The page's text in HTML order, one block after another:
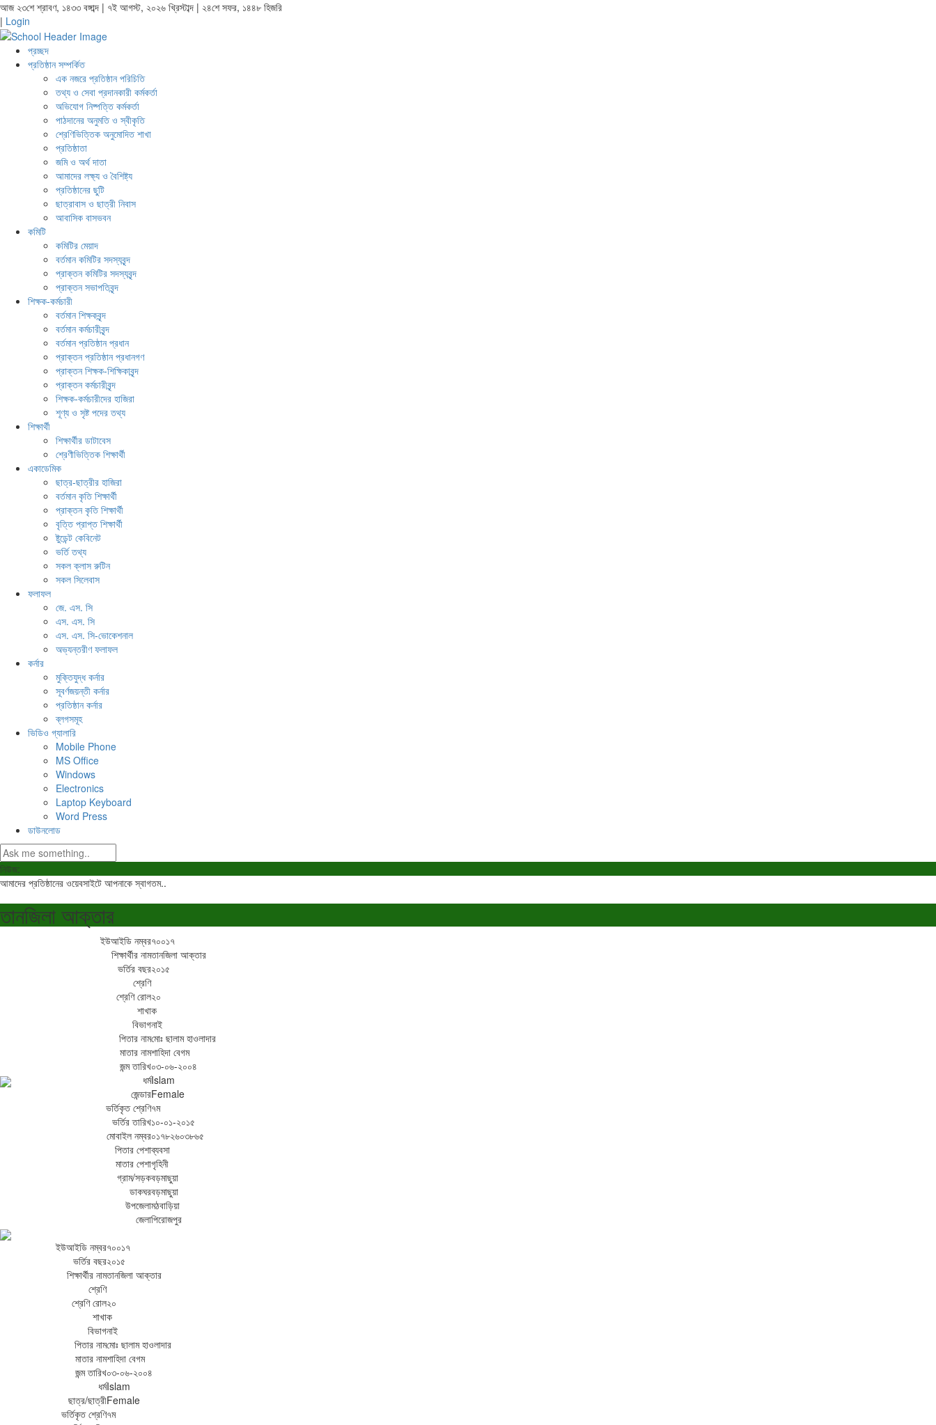
আজ ২৩শে শ্রাবণ, ১৪৩৩ বঙ্গাব্দ | ৭ই আগস্ট, ২০২৬ খ্রিস্টাব্দ | ২৪শে সফর, ১৪৪৮ হিজরি
| Login
প্রচ্ছদ
প্রতিষ্ঠান সম্পর্কিত
এক নজরে প্রতিষ্ঠান পরিচিতি
তথ্য ও সেবা প্রদানকারী কর্মকর্তা
অভিযোগ নিষ্পত্তি কর্মকর্তা
পাঠদানের অনুমতি ও স্বীকৃতি
শ্রেণিভিত্তিক অনুমোদিত শাখা
প্রতিষ্ঠাতা
জমি ও অর্থ দাতা
আমাদের লক্ষ্য ও বৈশিষ্ট্য
প্রতিষ্ঠানের ছুটি
ছাত্রাবাস ও ছাত্রী নিবাস
আবাসিক বাসভবন
কমিটি
কমিটির মেয়াদ
বর্তমান কমিটির সদস্যবৃন্দ
প্রাক্তন কমিটির সদস্যবৃন্দ
প্রাক্তন সভাপতিবৃন্দ
শিক্ষক-কর্মচারী
বর্তমান শিক্ষকবৃন্দ
বর্তমান কর্মচারীবৃন্দ
বর্তমান প্রতিষ্ঠান প্রধান
প্রাক্তন প্রতিষ্ঠান প্রধানগণ
প্রাক্তন শিক্ষক-শিক্ষিকাবৃন্দ
প্রাক্তন কর্মচারীবৃন্দ
শিক্ষক-কর্মচারীদের হাজিরা
শূণ্য ও সৃষ্ট পদের তথ্য
শিক্ষার্থী
শিক্ষার্থীর ডাটাবেস
শ্রেণীভিত্তিক শিক্ষার্থী
একাডেমিক
ছাত্র-ছাত্রীর হাজিরা
বর্তমান কৃতি শিক্ষার্থী
প্রাক্তন কৃতি শিক্ষার্থী
বৃত্তি প্রাপ্ত শিক্ষার্থী
ষ্টুডেন্ট কেবিনেট
ভর্তি তথ্য
সকল ক্লাস রুটিন
সকল সিলেবাস
ফলাফল
জে. এস. সি
এস. এস. সি
এস. এস. সি-ভোকেশনাল
অভ্যন্তরীণ ফলাফল
কর্নার
মুক্তিযুদ্ধ কর্নার
সূবর্ণজয়ন্তী কর্নার
প্রতিষ্ঠান কর্নার
ব্লগসমূহ
ভিডিও গ্যালারি
Mobile Phone
MS Office
Windows
Electronics
Laptop Keyboard
Word Press
ডাউনলোড
নিউজ:
আমাদের প্রতিষ্ঠানের ওয়েবসাইটে আপনাকে স্বাগতম..
তানজিলা আক্তার
ইউআইডি নম্বর৭০০১৭
শিক্ষার্থীর নামতানজিলা আক্তার
ভর্তির বছর২০১৫
শ্রেণি
শ্রেণি রোল২০
শাখাক
বিভাগনাই
পিতার নামমোঃ ছালাম হাওলাদার
মাতার নামশাহিদা বেগম
জন্ম তারিখ০৩-০৬-২০০৪
ধর্মIslam
জেন্ডারFemale
ভর্তিকৃত শ্রেণি৭ম
ভর্তির তারিখ১০-০১-২০১৫
মোবাইল নম্বর০১৭৮২৬০৩৮৬৫
পিতার পেশাব্যবসা
মাতার পেশাগৃহিনী
গ্রাম/সড়কবড়মাছুয়া
ডাকঘরবড়মাছুয়া
উপজেলামঠবাড়িয়া
জেলাপিরোজপুর
ইউআইডি নম্বর৭০০১৭
ভর্তির বছর২০১৫
শিক্ষার্থীর নামতানজিলা আক্তার
শ্রেণি
শ্রেণি রোল২০
শাখাক
বিভাগনাই
পিতার নামমোঃ ছালাম হাওলাদার
মাতার নামশাহিদা বেগম
জন্ম তারিখ০৩-০৬-২০০৪
ধর্মIslam
ছাত্র/ছাত্রীFemale
ভর্তিকৃত শ্রেণি৭ম